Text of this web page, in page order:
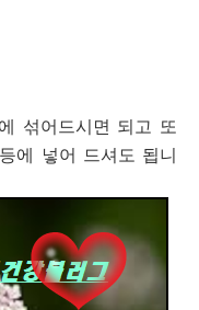
섞어드시면 되고 또
에 넣어 드셔도 됩니